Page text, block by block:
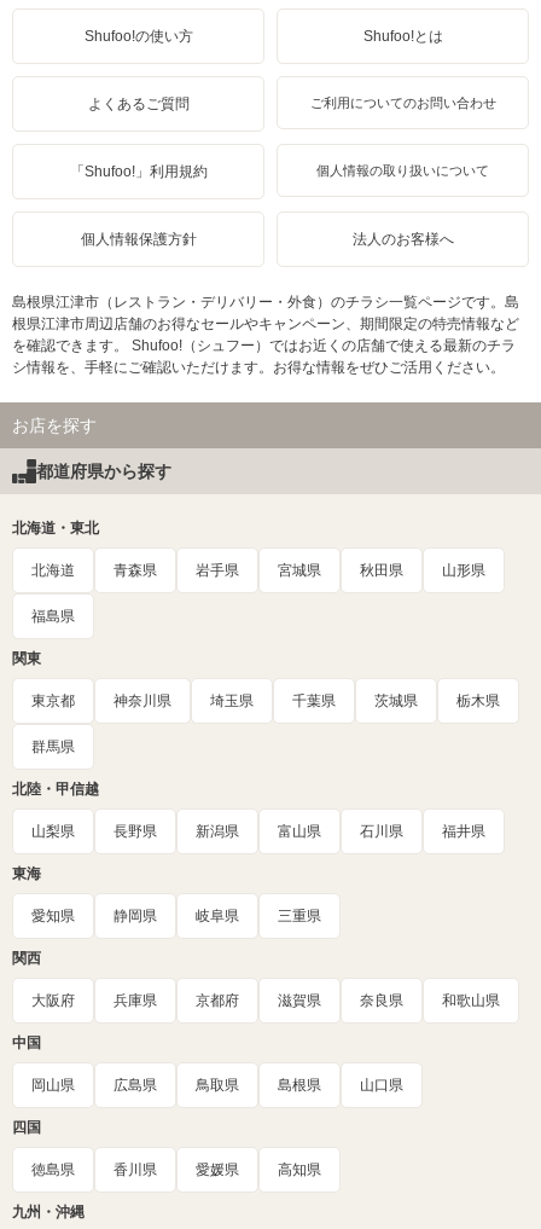
Shufoo!の使い方 Shufoo!とは
よくあるご質問 ご利用についてのお問い合わせ
「Shufoo!」利用規約 個人情報の取り扱いについて
個人情報保護方針 法人のお客様へ
島根県江津市（レストラン・デリバリー・外食）のチラシ一覧ページです。島
根県江津市周辺店舗のお得なセールやキャンペーン、期間限定の特売情報など
を確認できます。 Shufoo!（シュフー）ではお近くの店舗で使える最新のチラ
シ情報を、手軽にご確認いただけます。お得な情報をぜひご活用ください。
お店を探す
都道府県から探す
北海道・東北
北海道 青森県 岩手県 宮城県 秋田県 山形県
福島県
関東
東京都 神奈川県 埼玉県 千葉県 茨城県 栃木県
群馬県
北陸・甲信越
山梨県 長野県 新潟県 富山県 石川県 福井県
東海
愛知県 静岡県 岐阜県 三重県
関西
大阪府 兵庫県 京都府 滋賀県 奈良県 和歌山県
中国
岡山県 広島県 鳥取県 島根県 山口県
四国
徳島県 香川県 愛媛県 高知県
九州・沖縄